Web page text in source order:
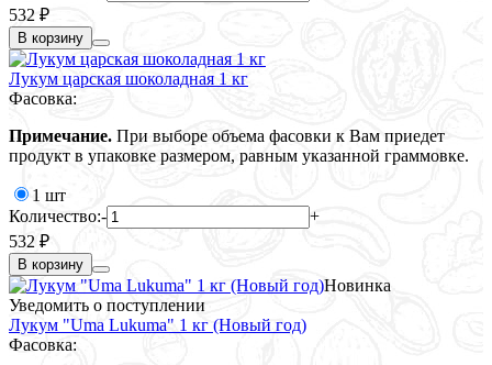
532 ₽
В корзину
Лукум царская шоколадная 1 кг
Фасовка:
Примечание. При выборе объема фасовки к Вам приедет
продукт в упаковке размером, равным указанной граммовке.
1 шт
Количество:-
+
532 ₽
В корзину
Новинка
Уведомить о поступлении
Лукум "Uma Lukuma" 1 кг (Новый год)
Фасовка: